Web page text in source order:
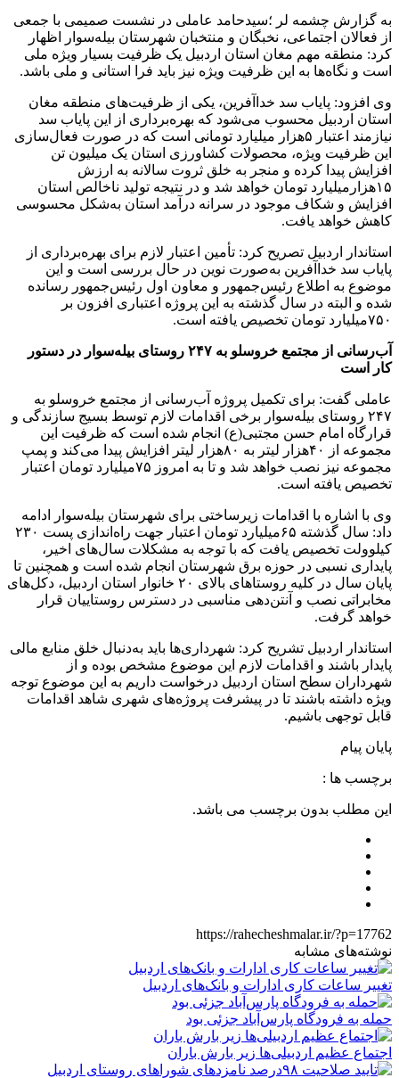
به گزارش چشمه لر ؛سیدحامد عاملی در نشست صمیمی با جمعی
از فعالان اجتماعی، نخبگان و منتخبان شهرستان بیله‌سوار اظهار
کرد: منطقه مهم مغان استان اردبیل یک ظرفیت بسیار ویژه ملی
است و نگاه‌ها به این ظرفیت ویژه نیز باید فرا استانی و ملی باشد.
وی افزود: پایاب سد خداآفرین، یکی از ظرفیت‌های منطقه مغان
استان اردبیل محسوب می‌شود که بهره‌برداری از این پایاب سد
نیازمند اعتبار ۵هزار میلیارد تومانی است که در صورت فعال‌سازی
این ظرفیت ویژه، محصولات کشاورزی استان یک میلیون تن
افزایش پیدا کرده و منجر به خلق ثروت سالانه به ارزش
۱۵هزارمیلیارد تومان خواهد شد و در نتیجه تولید ناخالص استان
افزایش و شکاف موجود در سرانه درآمد استان به‌شکل محسوسی
کاهش خواهد یافت.
استاندار اردبیل تصریح کرد: تأمین اعتبار لازم برای بهره‌برداری از
پایاب سد خداآفرین به‌صورت نوین در حال بررسی است و این
موضوع به اطلاع رئیس‌جمهور و معاون اول رئیس‌جمهور رسانده
شده و البته در سال گذشته به این پروژه اعتباری افزون بر
۷۵۰میلیارد تومان تخصیص یافته است.
آب‌رسانی از مجتمع خروسلو به ۲۴۷ روستای بیله‌سوار در دستور
کار است
عاملی گفت: برای تکمیل پروژه آب‌رسانی از مجتمع خروسلو به
۲۴۷ روستای بیله‌سوار برخی اقدامات لازم توسط بسیج سازندگی و
قرارگاه امام حسن مجتبی(ع) انجام شده است که ظرفیت این
مجموعه از ۴۰هزار لیتر به ۸۰هزار لیتر افزایش پیدا می‌کند و پمپ
مجموعه نیز نصب خواهد شد و تا به امروز ۷۵میلیارد تومان اعتبار
تخصیص یافته است.
وی با اشاره با اقدامات زیرساختی برای شهرستان بیله‌سوار ادامه
داد: سال گذشته ۶۵میلیارد تومان اعتبار جهت راه‌اندازی پست ۲۳۰
کیلوولت تخصیص یافت که با توجه به مشکلات سال‌های اخیر،
پایداری نسبی در حوزه برق شهرستان انجام شده است و همچنین تا
پایان سال در کلیه روستاهای بالای ۲۰ خانوار استان اردبیل، دکل‌های
مخابراتی نصب و آنتن‌دهی مناسبی در دسترس روستاییان قرار
خواهد گرفت.
استاندار اردبیل تشریح کرد: شهرداری‌ها باید به‌دنبال خلق منابع مالی
پایدار باشند و اقدامات لازم این موضوع مشخص بوده و از
شهرداران سطح استان اردبیل درخواست داریم به این موضوع توجه
ویژه داشته باشند‌ تا در پیشرفت پروژه‌های شهری شاهد اقدامات
قابل توجهی باشیم.
پایان پیام
برچسب ها :
این مطلب بدون برچسب می باشد.
https://rahecheshmalar.ir/?p=17762
نوشته‌های مشابه
تغییر ساعات کاری ادارات و بانک‌های اردبیل
حمله به فرودگاه پارس‌‌آباد جزئی بود
اجتماع عظیم اردبیلی‌ها زیر بارش باران